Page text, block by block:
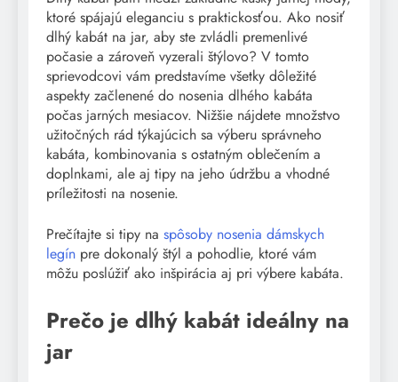
ktoré spájajú eleganciu s praktickosťou. Ako nosiť
dlhý kabát na jar, aby ste zvládli premenlivé
počasie a zároveň vyzerali štýlovo? V tomto
sprievodcovi vám predstavíme všetky dôležité
aspekty začlenené do nosenia dlhého kabáta
počas jarných mesiacov. Nižšie nájdete množstvo
užitočných rád týkajúcich sa výberu správneho
kabáta, kombinovania s ostatným oblečením a
doplnkami, ale aj tipy na jeho údržbu a vhodné
príležitosti na nosenie.
Prečítajte si tipy na spôsoby nosenia dámskych
legín pre dokonalý štýl a pohodlie, ktoré vám
môžu poslúžiť ako inšpirácia aj pri výbere kabáta.
Prečo je dlhý kabát ideálny na
jar